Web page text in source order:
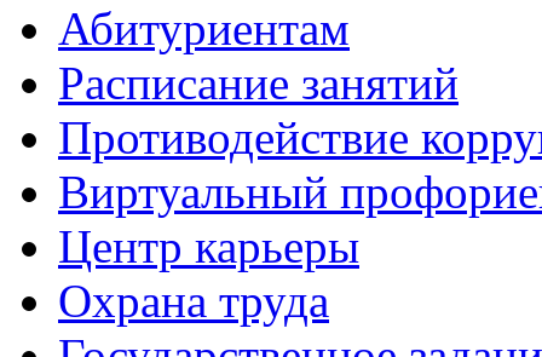
Абитуриентам
Расписание занятий
Противодействие
Виртуальный
Центр карьеры
Охрана труда